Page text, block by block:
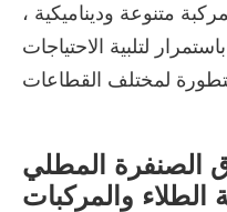
متنوعة وديناميكية ،
لتلبية الاحتياجات
الصنفرة المطلي
الطلاء والمركبات